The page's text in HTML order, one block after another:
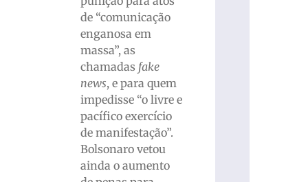
de “comunicação
enganosa em
massa”, as
chamadas fake
news, e para quem
impedisse “o livre e
pacífico exercício
de manifestação”.
Bolsonaro vetou
ainda o aumento